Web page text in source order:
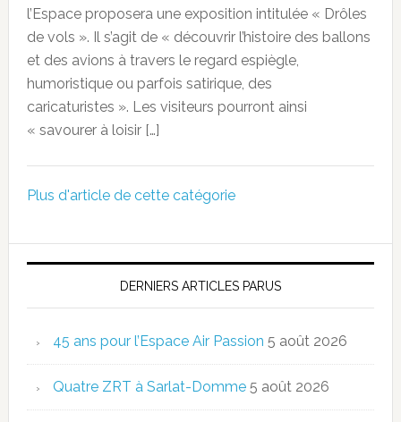
l’Espace proposera une exposition intitulée « Drôles
de vols ». Il s’agit de « découvrir l’histoire des ballons
et des avions à travers le regard espiègle,
humoristique ou parfois satirique, des
caricaturistes ». Les visiteurs pourront ainsi
« savourer à loisir […]
Plus d'article de cette catégorie
DERNIERS ARTICLES PARUS
45 ans pour l’Espace Air Passion 5 août 2026
Quatre ZRT à Sarlat-Domme 5 août 2026